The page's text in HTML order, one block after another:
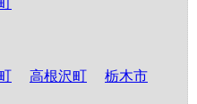
高根沢町 栃木市